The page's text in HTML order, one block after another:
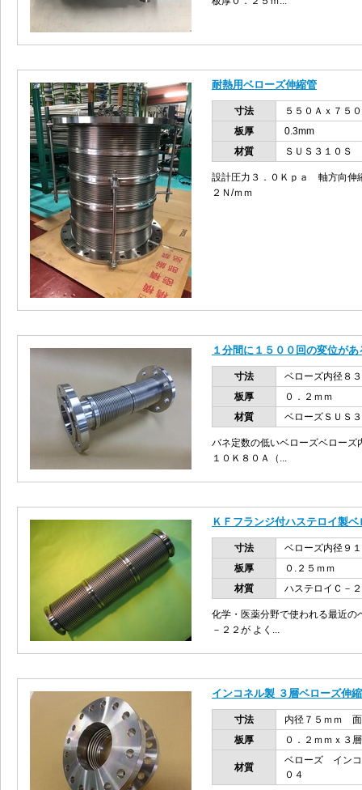
耐熱用ベローズ伸縮管
寸法
５５０Ａｘ７５
板厚
0.3mm
材質
ＳＵＳ３１０Ｓ
設計圧力３．０Ｋｐａ 軸方向伸
２Ｎ/ｍｍ
１分間に１５００回の変位が
寸法
ベローズ内径８
板厚
０．２ｍｍ
材質
ベローズＳＵＳ
バネ定数の低いベローズベロー
１０Ｋ８０Ａ（...
ＫＦフランジ付ハステロイ製ベ
寸法
ベローズ内径９
板厚
０.２５ｍｍ
材質
ハステロイＣ－
化学・医薬分野で使われる最近
－２２が よく...
インコネル製 ３層ベローズ伸
寸法
内径７５ｍｍ
板厚
０．２ｍｍｘ３層
材質
ベローズ イン
０４